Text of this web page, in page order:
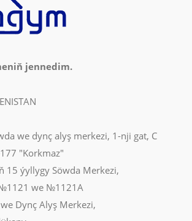
jennedim.
we dynç alyş merkezi, 1-nji gat, C
"Korkmaz"
15 ýyllygy Söwda Merkezi,
we №1121A
Dynç Alyş Merkezi,